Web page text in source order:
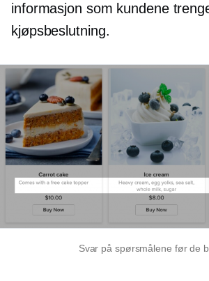
informasjon som kundene
kjøpsbeslutning.
Svar på spørsmålene før de